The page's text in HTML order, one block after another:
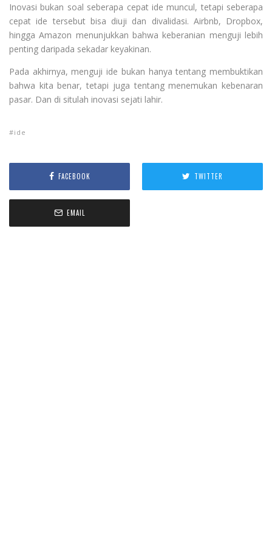
Inovasi bukan soal seberapa cepat ide muncul, tetapi seberapa
cepat ide tersebut bisa diuji dan divalidasi. Airbnb, Dropbox,
hingga Amazon menunjukkan bahwa keberanian menguji lebih
penting daripada sekadar keyakinan.
Pada akhirnya, menguji ide bukan hanya tentang membuktikan
bahwa kita benar, tetapi juga tentang menemukan kebenaran
pasar. Dan di situlah inovasi sejati lahir.
ide
FACEBOOK TWITTER
EMAIL